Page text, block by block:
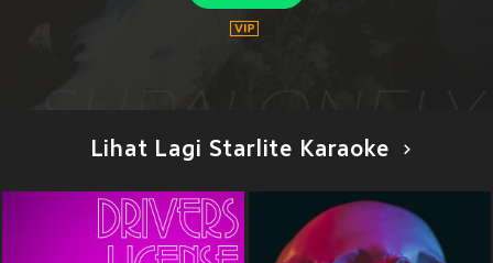
Lihat Lagi Starlite Karaoke